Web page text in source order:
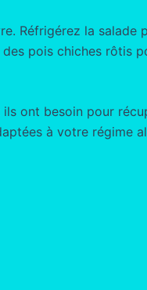
Réfrigérez la salade
pois chiches rôtis
ont besoin pour
à votre régime